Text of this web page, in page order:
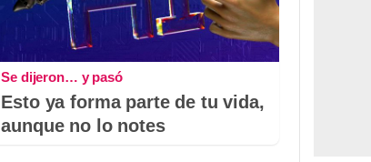
Se dijeron… y pasó
Esto ya forma parte de tu vida,
aunque no lo notes